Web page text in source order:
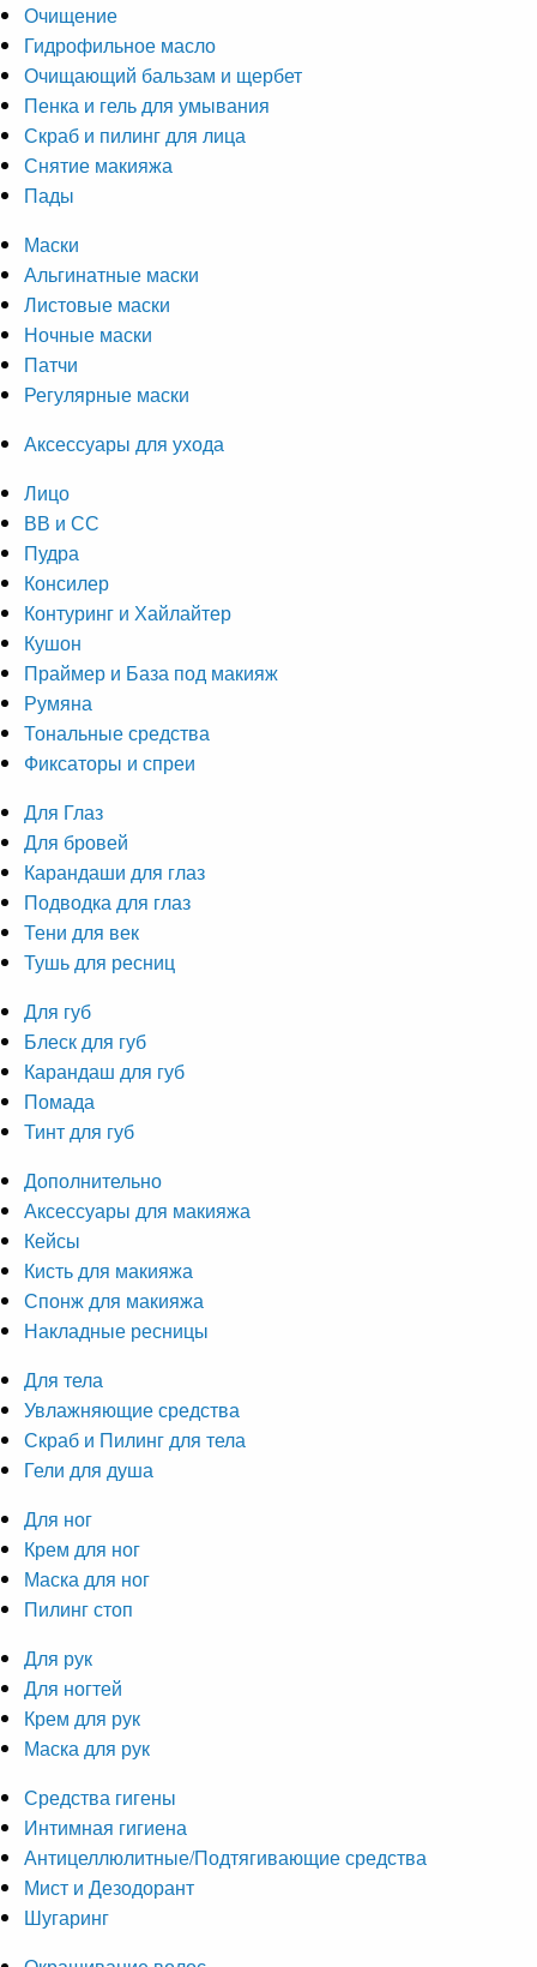
Очищение
Гидрофильное масло
Очищающий бальзам и щербет
Пенка и гель для умывания
Скраб и пилинг для лица
Снятие макияжа
Пады
Маски
Альгинатные маски
Листовые маски
Ночные маски
Патчи
Регулярные маски
Аксессуары для ухода
Лицо
ВВ и СС
Пудра
Консилер
Контуринг и Хайлайтер
Кушон
Праймер и База под макияж
Румяна
Тональные средства
Фиксаторы и спреи
Для Глаз
Для бровей
Карандаши для глаз
Подводка для глаз
Тени для век
Тушь для ресниц
Для губ
Блеск для губ
Карандаш для губ
Помада
Тинт для губ
Дополнительно
Аксессуары для макияжа
Кейсы
Кисть для макияжа
Спонж для макияжа
Накладные ресницы
Для тела
Увлажняющие средства
Скраб и Пилинг для тела
Гели для душа
Для ног
Крем для ног
Маска для ног
Пилинг стоп
Для рук
Для ногтей
Крем для рук
Маска для рук
Средства гигены
Интимная гигиена
Антицеллюлитные/Подтягивающие средства
Мист и Дезодорант
Шугаринг